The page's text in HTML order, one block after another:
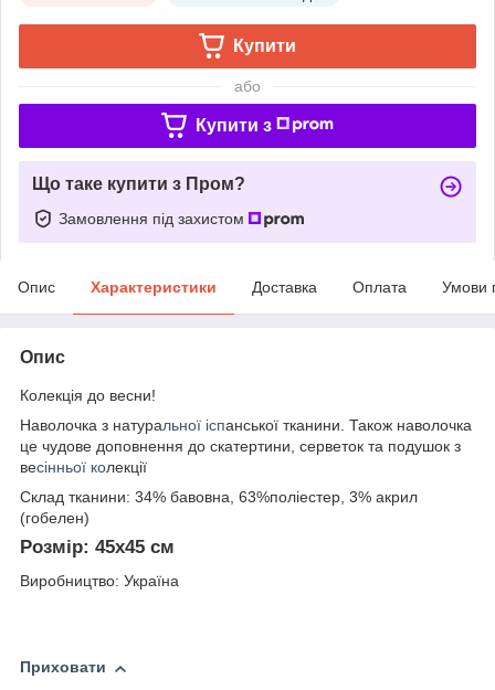
Купити
або
Купити з
Що таке купити з Пром?
Замовлення під захистом
Опис Характеристики Доставка Оплата Умови
Опис
Колекція до весни!
Наволочка з натуральної іспанської тканини. Також наволочка
це чудове доповнення до скатертини, серветок та подушок з
весінньої колекції
Склад тканини: 34% бавовна, 63%поліестер, 3% акрил
(гобелен)
Розмір: 45х45 см
Виробництво: Україна
Приховати